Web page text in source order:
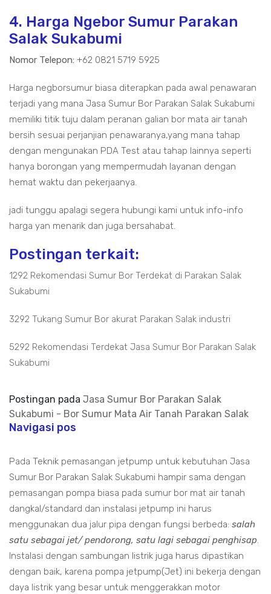
4. Harga Ngebor Sumur Parakan
Salak Sukabumi
Nomor Telepon: +62 0821 5719 5925
Harga negborsumur biasa diterapkan pada awal penawaran
terjadi yang mana Jasa Sumur Bor Parakan Salak Sukabumi
memiliki titik tuju dalam peranan galian bor mata air tanah
bersih sesuai perjanjian penawaranya,yang mana tahap
dengan mengunakan PDA Test atau tahap lainnya seperti
hanya borongan yang mempermudah layanan dengan
hemat waktu dan pekerjaanya.
jadi tunggu apalagi segera hubungi kami untuk info-info
harga yan menarik dan juga bersahabat.
Postingan terkait:
1292 Rekomendasi Sumur Bor Terdekat di Parakan Salak
Sukabumi
3292 Tukang Sumur Bor akurat Parakan Salak industri
5292 Rekomendasi Terdekat Jasa Sumur Bor Parakan Salak
Sukabumi
Postingan pada Jasa Sumur Bor Parakan Salak
Sukabumi - Bor Sumur Mata Air Tanah Parakan Salak
Navigasi pos
Pada Teknik pemasangan jetpump untuk kebutuhan Jasa
Sumur Bor Parakan Salak Sukabumi hampir sama dengan
pemasangan pompa biasa pada sumur bor mat air tanah
dangkal/standard dan instalasi jetpump ini harus
menggunakan dua jalur pipa dengan fungsi berbeda: salah
satu sebagai jet/ pendorong, satu lagi sebagai penghisap.
Instalasi dengan sambungan listrik juga harus dipastikan
dengan baik, karena pompa jetpump(Jet) ini bekerja dengan
daya listrik yang besar untuk menggerakkan motor